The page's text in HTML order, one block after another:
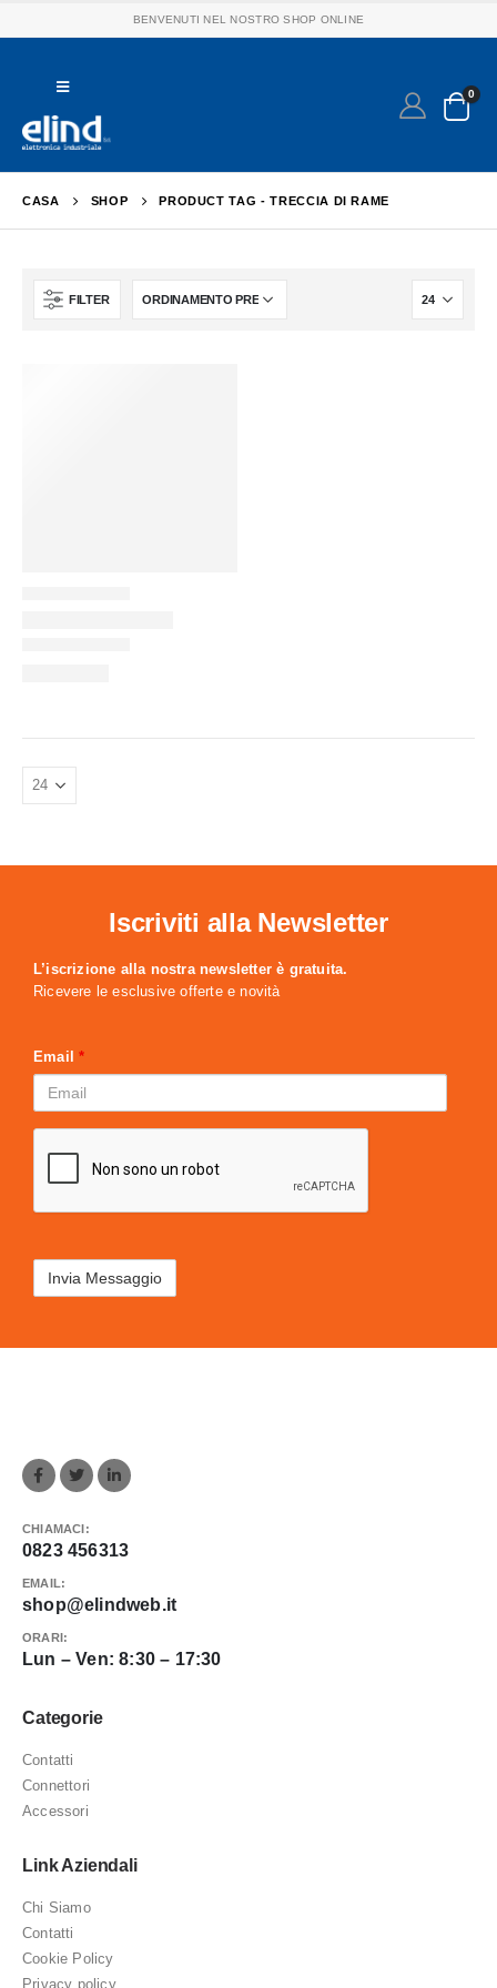
BENVENUTI NEL NOSTRO SHOP ONLINE
0
CASA SHOP PRODUCT TAG -TRECCIA DI RAME
FILTER
Iscriviti alla Newsletter
L’iscrizione alla nostra newsletter è gratuita.
Ricevere le esclusive offerte e novità
Email*
CHIAMACI:
0823 456313
EMAIL:
shop@elindweb.it
ORARI:
Lun – Ven: 8:30 – 17:30
Categorie
Contatti
Connettori
Accessori
Link Aziendali
Chi Siamo
Contatti
Cookie Policy
Privacy policy